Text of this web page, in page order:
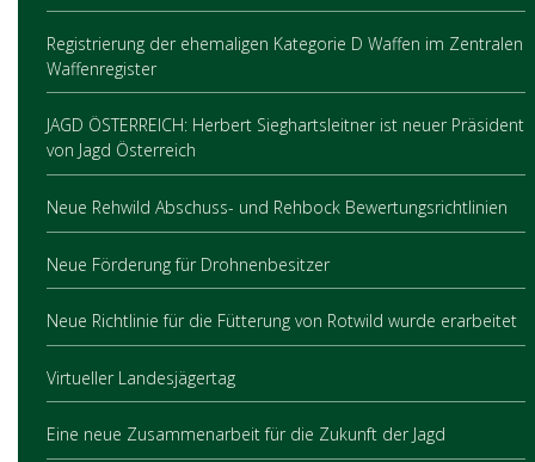
Registrierung der ehemaligen Kategorie D Waffen im Zentralen
Waffenregister
JAGD ÖSTERREICH: Herbert Sieghartsleitner ist neuer Präsident
von Jagd Österreich
Neue Rehwild Abschuss- und Rehbock Bewertungsrichtlinien
Neue Förderung für Drohnenbesitzer
Neue Richtlinie für die Fütterung von Rotwild wurde erarbeitet
Virtueller Landesjägertag
Eine neue Zusammenarbeit für die Zukunft der Jagd